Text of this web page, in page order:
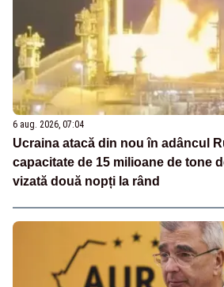
6 aug. 2026, 07:04
Ucraina atacă din nou în adâncul
capacitate de 15 milioane de tone
vizată două nopți la rând